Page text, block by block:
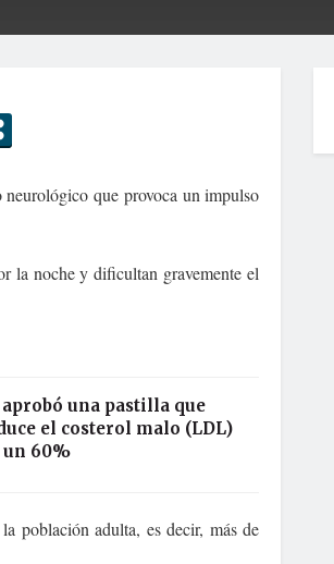
que provoca un impulso
la noche y dificultan gravemente el
aprobó una pastilla que
el costerol malo (LDL)
un 60%
población adulta, es decir, más de